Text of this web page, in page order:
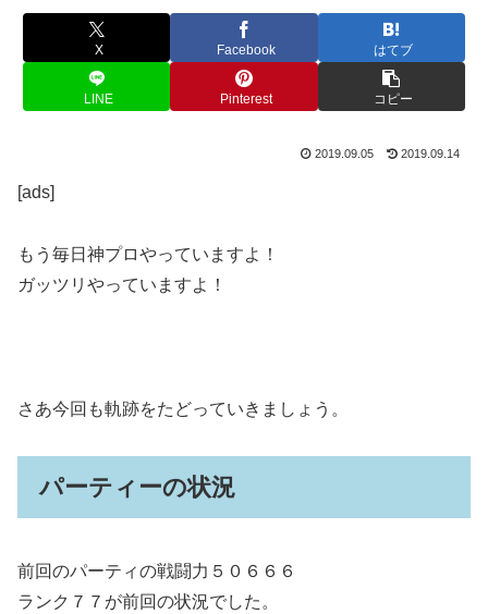
X Facebook はてブ
LINE Pinterest コピー
2019.09.05 2019.09.14
[ads]
もう毎日神プロやっていますよ！
ガッツリやっていますよ！
さあ今回も軌跡をたどっていきましょう。
パーティーの状況
前回のパーティの戦闘力５０６６６
ランク７７が前回の状況でした。